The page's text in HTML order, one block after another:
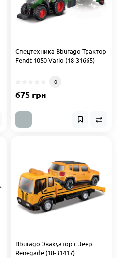
Спецтехника Bburago Трактор
Fendt 1050 Vario (18-31665)
0
675 грн
Bburago Эвакуатор с Jeep
Renegade (18-31417)